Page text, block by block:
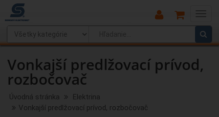
Main
Menu
Vonkajší predlžovací prívod,
rozbočovač
Úvodná stránka
Elektrina
Vonkajší predlžovací prívod, rozbočovač